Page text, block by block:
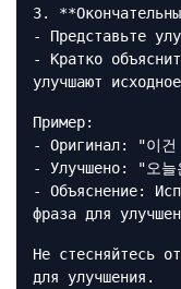
3.
- Представьте
- Кратко
улучшают
Пример:
- Оригинал: "이
- Улучшено: "오늘
- Объяснение:
фраза для
Не стесняйтесь
для улучшения.